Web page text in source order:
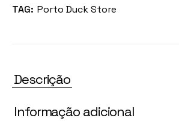
TAG: Porto Duck Store
Descrição
Informação adicional